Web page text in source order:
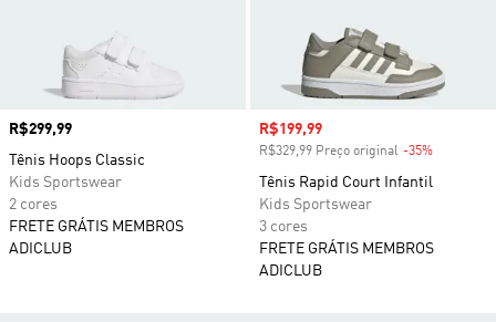
Preço
R$299,99
Tênis Hoops Classic
Kids Sportswear
2 cores
FRETE GRÁTIS MEMBROS
ADICLUB
Preço com desconto
R$199,99
R$329,99 Preço original -35%
Tênis Rapid Court Infantil
Kids Sportswear
3 cores
FRETE GRÁTIS MEMBROS
ADICLUB